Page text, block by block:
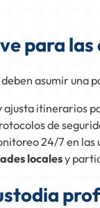
para
asumir
ajusta itinerarios
de
24/7 en las
localesy